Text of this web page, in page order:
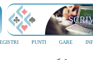
PUNTI GARE